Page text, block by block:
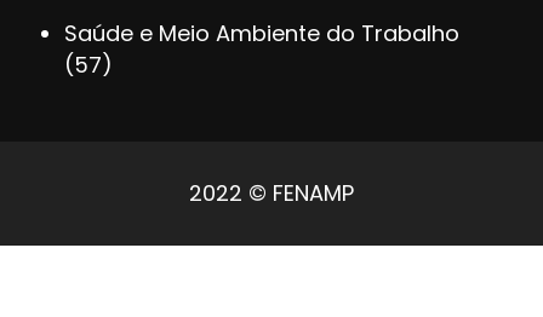
Saúde e Meio Ambiente do Trabalho
(57)
2022 © FENAMP